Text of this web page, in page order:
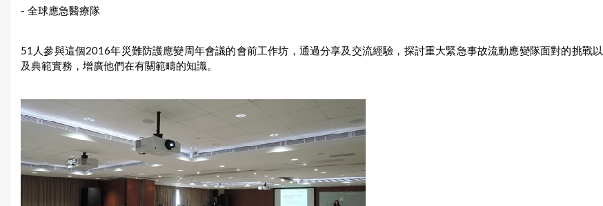
- 全球應急醫療隊
51人參與這個2016年災難防護應變周年會議的會前工作坊，通過分享及交流經驗，探討重大緊急事故流動應變隊面對的挑戰以
及典範實務，增廣他們在有關範疇的知識。